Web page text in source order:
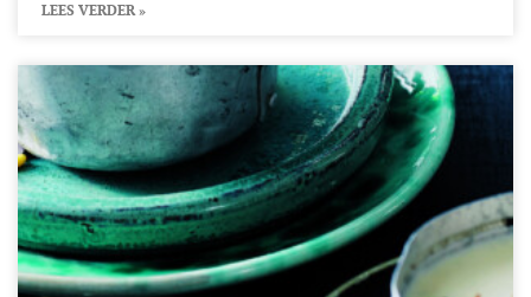
LEES VERDER »